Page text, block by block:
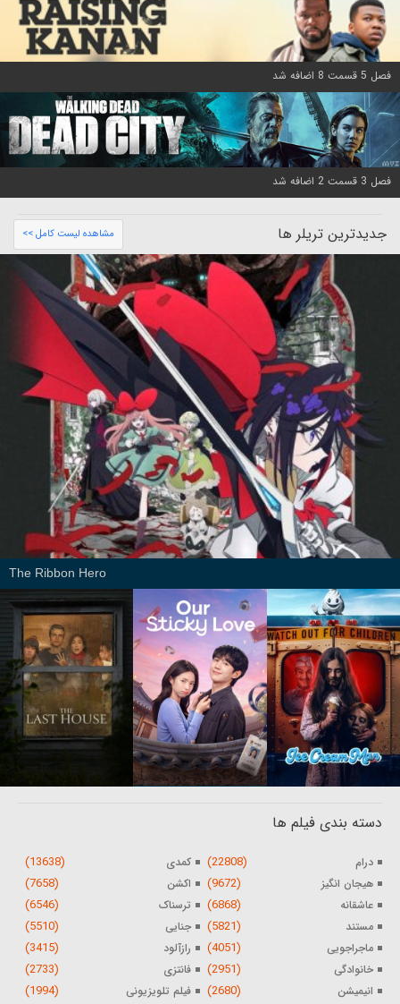
فصل 5 قسمت 8 اضافه شد
فصل 3 قسمت 2 اضافه شد
جدیدترین تریلر ها مشاهده لیست کامل >>
The Ribbon Hero
دسته بندی فیلم ها
درام (22808) کمدی (13638)
هیجان انگیز (9672) اکشن (7658)
عاشقانه (6868) ترسناک (6546)
مستند (5821) جنایی (5510)
ماجراجویی (4051) رازآلود (3415)
خانوادگی (2951) فانتزی (2733)
انیمیشن (2680) فیلم تلویزیونی (1994)